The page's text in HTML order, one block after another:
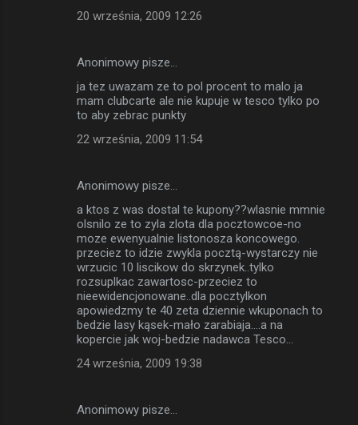
20 września, 2009 12:26
Anonimowy pisze…
ja tez uwazam ze to pol procent to malo ja
mam clubcarte ale nie kupuje w tesco tylko po
to aby zebrac punkty
22 września, 2009 11:54
Anonimowy pisze…
a ktos z was dostal te kupony??wlasnie mmnie
olsnilo ze to zyla zlota dla pocztowcoe-no
moze ewenyualnie listonosza koncowego.
przeciez to idzie zwykla pocztą-wystarczy nie
wrzucic 10 liscikow do skrzynek..tylko
rozsuplkac zawartosc-przeciez to
nieewidencjonowane..dla pocztylkon
apowiedzmy te 40 zeta dziennie wkuponach to
bedzie lasy kąsek-mało zarabiaja....a na
kopercie jak woj-bedzie nadawca Tesco...
24 września, 2009 19:38
Anonimowy pisze…